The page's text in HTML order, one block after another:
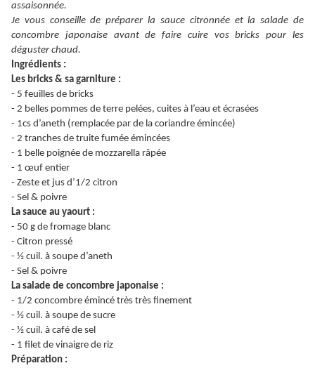
assaisonnée.
Je vous conseille de préparer la sauce citronnée et la salade de
concombre japonaise avant de faire cuire vos bricks pour les
déguster chaud.
Ingrédients :
Les bricks & sa garniture :
- 5 feuilles de bricks
- 2 belles pommes de terre pelées, cuites à l’eau et écrasées
- 1cs d’aneth (remplacée par de la coriandre émincée)
- 2 tranches de truite fumée émincées
- 1 belle poignée de mozzarella râpée
- 1 œuf entier
- Zeste et jus d’1/2 citron
- Sel & poivre
La sauce au yaourt :
- 50 g de fromage blanc
- Citron pressé
- ½ cuil. à soupe d’aneth
- Sel & poivre
La salade de concombre japonaise :
- 1/2 concombre émincé très très finement
- ½ cuil. à soupe de sucre
- ½ cuil. à café de sel
- 1 filet de vinaigre de riz
Préparation :